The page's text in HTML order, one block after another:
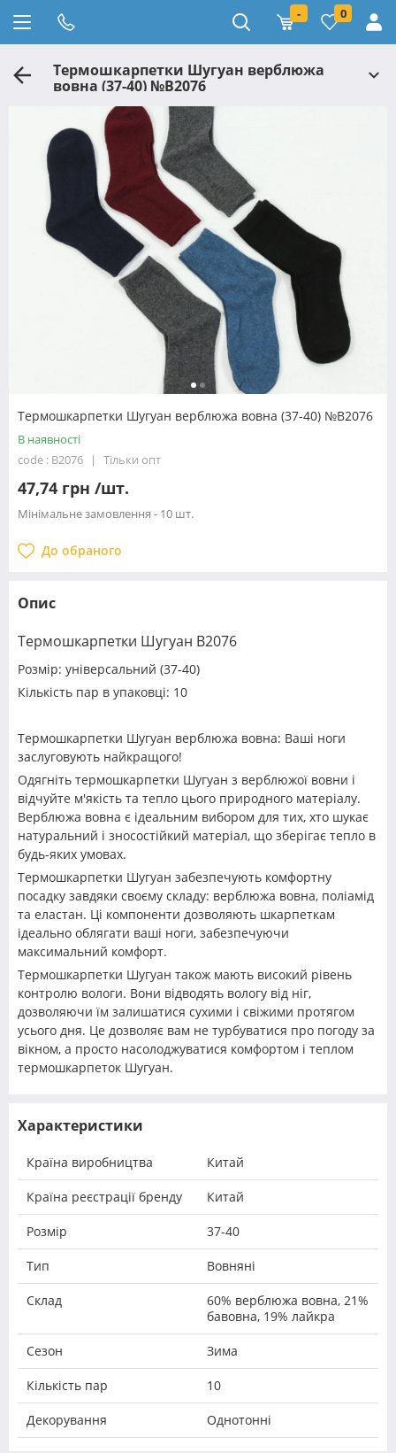
- 0
Термошкарпетки Шугуан верблюжа
вовна (37-40) №B2076
Термошкарпетки Шугуан верблюжа вовна (37-40) №B2076
В наявності
code : B2076
Тільки опт
47,74 грн /шт.
Мінімальне замовлення - 10 шт.
До обраного
Опис
Термошкарпетки Шугуан B2076
Розмір: універсальний (37-40)
Кількість пар в упаковці: 10
Термошкарпетки Шугуан верблюжа вовна: Ваші ноги
заслуговують найкращого!
Одягніть термошкарпетки Шугуан з верблюжої вовни і
відчуйте м'якість та тепло цього природного матеріалу.
Верблюжа вовна є ідеальним вибором для тих, хто шукає
натуральний і зносостійкий матеріал, що зберігає тепло в
будь-яких умовах.
Термошкарпетки Шугуан забезпечують комфортну
посадку завдяки своєму складу: верблюжа вовна, поліамід
та еластан. Ці компоненти дозволяють шкарпеткам
ідеально облягати ваші ноги, забезпечуючи
максимальний комфорт.
Термошкарпетки Шугуан також мають високий рівень
контролю вологи. Вони відводять вологу від ніг,
дозволяючи їм залишатися сухими і свіжими протягом
усього дня. Це дозволяє вам не турбуватися про погоду за
вікном, а просто насолоджуватися комфортом і теплом
термошкарпеток Шугуан.
Характеристики
Країна виробництва Китай
Країна реєстрації бренду Китай
Розмір 37-40
Тип Вовняні
Склад
60% верблюжа вовна, 21%
бавовна, 19% лайкра
Сезон Зима
Кількість пар 10
Декорування Однотонні